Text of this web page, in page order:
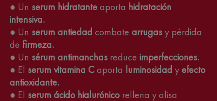
● Un serum hidratanteaporta hidratación
intensiva.
● Un serum antiedad combate arrugasy pérdida
de firmeza.
● Un sérum antimanchas reduce imperfecciones.
● El serum vitamina Caporta luminosidad yefecto
antioxidante.
● El serum ácido hialurónico rellena y alisa